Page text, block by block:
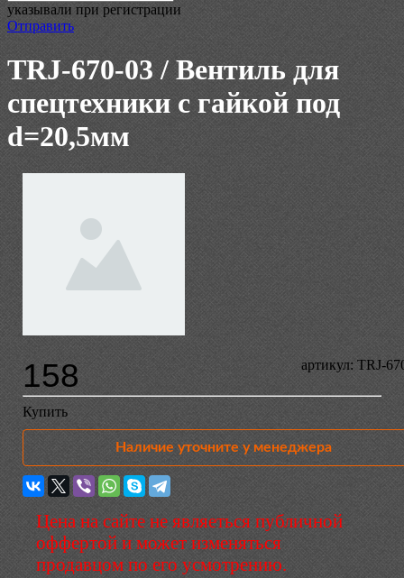
указывали при регистрации
Отправить
TRJ-670-03 / Вентиль для
спецтехники с гайкой под
d=20,5мм
артикул: TRJ-
158
Купить
Наличие уточните у менеджера
Цена на сайте не являеться публичной
оффертой и может изменяться
продавцом по его усмотрению.